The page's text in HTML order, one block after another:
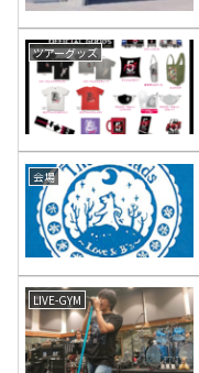
ツアーグッズ
会場
LIVE-GYM